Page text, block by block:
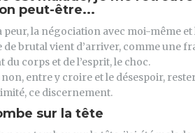
peut-être...
la négociation avec moi-même et
de brutal vient d’arriver, comme une
du corps et de l’esprit, le choc.
non, entre y croire et le désespoir,
ce discernement.
sur la tête